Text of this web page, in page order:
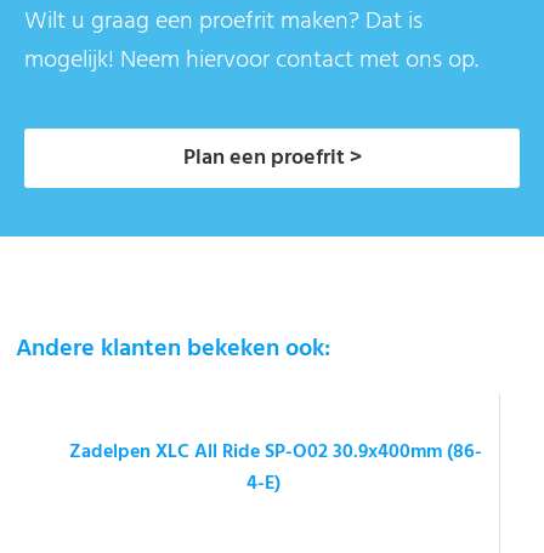
Wilt u graag een proefrit maken? Dat is
mogelijk! Neem hiervoor contact met ons op.
Plan een proefrit >
Andere klanten bekeken ook:
Zadelpen XLC All Ride SP-O02 30.9x400mm (86-
4-E)